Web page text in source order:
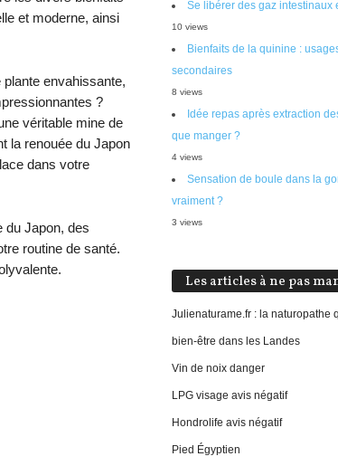
et moderne, ainsi
envahissante,
?
véritable mine de
la renouée du Japon
dans votre
du Japon, des
routine de santé.
Se libérer des gaz intestinaux
10 views
Bienfaits de la quinine :
secondaires
8 views
Idée repas après extraction
que manger ?
4 views
Sensation de boule dans la
vraiment ?
3 views
Les articles à ne pas
Julienaturame.fr : la naturopathe
bien-être dans les Landes
Vin de noix danger
LPG visage avis négatif
Hondrolife avis négatif
Pied Égyptien